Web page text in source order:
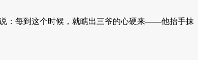
：每到这个时候，就瞧出三爷的心硬来——他抬手抹